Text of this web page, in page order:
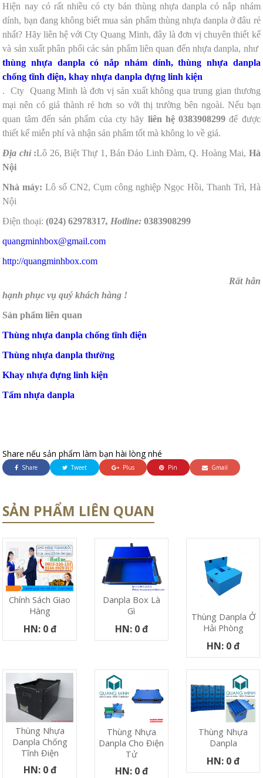
Hiện nay có rất nhiều có cty bán thùng nhựa danpla có nắp nhám
dính, bạn đang không biết mua sản phẩm thùng nhựa danpla ở đâu rẻ
nhất? Hãy liên hệ với Cty Quang Minh, đây là đơn vị chuyên thiết kế
và sản xuất phân phối các sản phẩm liên quan đến nhựa danpla, như
thùng nhựa danpla có nắp nhám dính, thùng nhựa danpla
chống tĩnh điện, khay nhựa danpla đựng linh kiện
. Cty Quang Minh là đơn vị sản xuất không qua trung gian thương
mại nên có giá thành rẻ hơn so với thị trường bên ngoài. Nếu bạn
quan tâm đến sản phẩm của cty hãy liên hệ 0383908299 để được
thiết kế miễn phí và nhận sản phẩm tốt mà không lo về giá.
Địa chỉ :Lô 26, Biệt Thự 1, Bán Đảo Linh Đàm, Q. Hoàng Mai, Hà
Nội
Nhà máy: Lô số CN2, Cụm công nghiệp Ngọc Hồi, Thanh Trì, Hà
Nội
Điện thoại:(024) 62978317, Hotline: 0383908299
quangminhbox@gmail.com
http://quangminhbox.com
Rất hân
hạnh phục vụ quý khách hàng !
Sản phẩm liên quan
Thùng nhựa danpla chống tĩnh điện
Thùng nhựa danpla thường
Khay nhựa đựng linh kiện
Tấm nhựa danpla
Share nếu sản phẩm làm bạn hài lòng nhé
Share Tweet Plus Pin Gmail
SẢN PHẨM LIÊN QUAN
Chính Sách Giao
Hàng
HN: 0 đ
Danpla Box Là
Gì
HN: 0 đ
Thùng Danpla Ở
Hải Phòng
HN: 0 đ
Thùng Nhựa
Danpla Chống
Tĩnh Điện
HN: 0 đ
Thùng Nhựa
Danpla Cho Điện
Tử
HN: 0 đ
Thùng Nhựa
Danpla
HN: 0 đ